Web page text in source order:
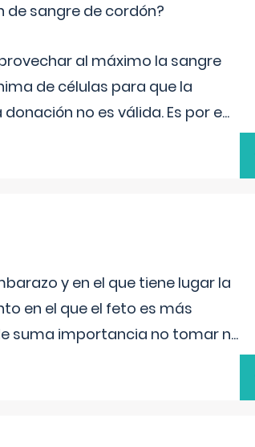
sangre de cordón?
al máximo la sangre
de células para que la
no es válida. Es por e...
y en el que tiene lugar la
en el que el feto es más
suma importancia no tomar n...